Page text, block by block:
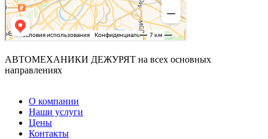
АВТОМЕХАНИКИ ДЕЖУРЯТ на всех основных
направлениях
О компании
Наши услуги
Цены
Контакты